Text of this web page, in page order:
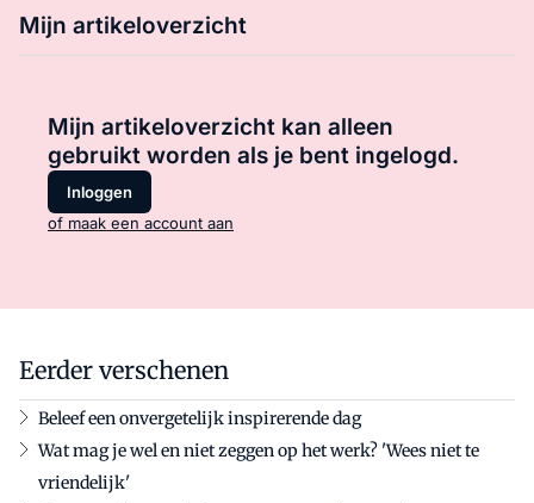
Mijn artikeloverzicht
Mijn artikeloverzicht kan alleen
gebruikt worden als je bent ingelogd.
Inloggen
of maak een account aan
Eerder verschenen
Beleef een onvergetelijk inspirerende dag
Wat mag je wel en niet zeggen op het werk? 'Wees niet te
vriendelijk'